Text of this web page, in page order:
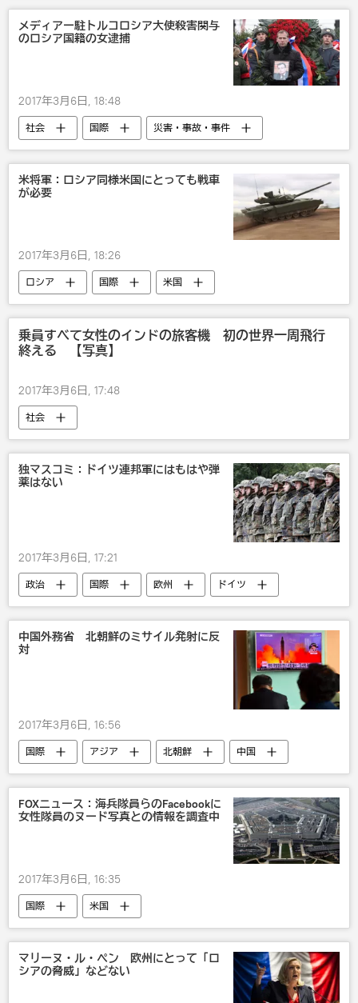
メディアー駐トルコロシア大使殺害関与
のロシア国籍の女逮捕
2017年3月6日, 18:48
社会 国際
災害・事故・事件
中東
トルコでのロシア大使殺害
トルコ
米将軍：ロシア同様米国にとっても戦車
が必要
2017年3月6日, 18:26
ロシア 国際
米国
ロシア軍
武器・兵器
乗員すべて女性のインドの旅客機 初の世界一周飛行
終える 【写真】
2017年3月6日, 17:48
社会
独マスコミ：ドイツ連邦軍にはもはや弾
薬はない
2017年3月6日, 17:21
政治 国際 欧州 ドイツ
中国外務省 北朝鮮のミサイル発射に反
対
2017年3月6日, 16:56
国際 アジア 北朝鮮 中国
FOXニュース：海兵隊員らのFacebookに
女性隊員のヌード写真との情報を調査中
2017年3月6日, 16:35
国際 米国
マリーヌ・ル・ペン 欧州にとって「ロ
シアの脅威」などない